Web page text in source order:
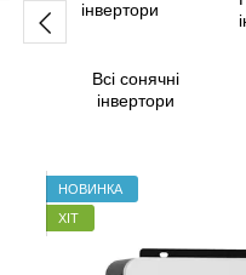
Всі сонячні
інвертори
НОВИНКА
ХІТ